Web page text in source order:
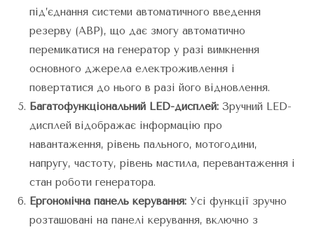
під’єднання системи автоматичного введення
резерву (АВР), що дає змогу автоматично
перемикатися на генератор у разі вимкнення
основного джерела електроживлення і
повертатися до нього в разі його відновлення.
Багатофункціональний LED-дисплей: Зручний LED-
дисплей відображає інформацію про
навантаження, рівень пального, мотогодини,
напругу, частоту, рівень мастила, перевантаження і
стан роботи генератора.
Ергономічна панель керування: Усі функції зручно
розташовані на панелі керування, включно з